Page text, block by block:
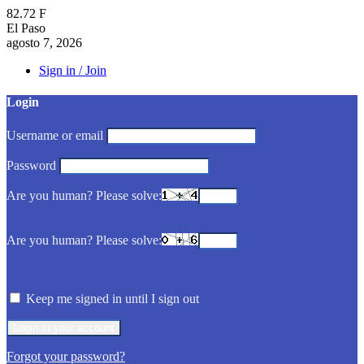
82.72 F
El Paso
agosto 7, 2026
Sign in / Join
Login
Username or email
Password
Are you human? Please solve:
Are you human? Please solve:
Keep me signed in until I sign out
Forgot your password?